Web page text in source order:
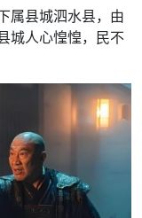
属县城泗水县，由
城人心惶惶，民不